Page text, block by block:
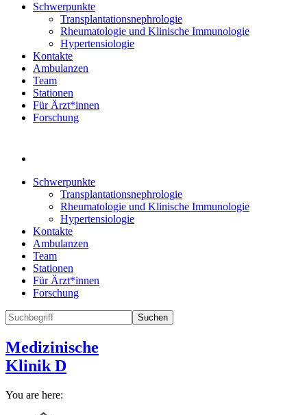
Schwerpunkte
Transplantationsnephrologie
Rheumatologie und Klinische Immunologie
Hypertensiologie
Kontakte
Ambulanzen
Team
Stationen
Für Ärzt*innen
Forschung
Schwerpunkte
Transplantationsnephrologie
Rheumatologie und Klinische Immunologie
Hypertensiologie
Kontakte
Ambulanzen
Team
Stationen
Für Ärzt*innen
Forschung
Suchen
Medizinische
Klinik D
You are here: